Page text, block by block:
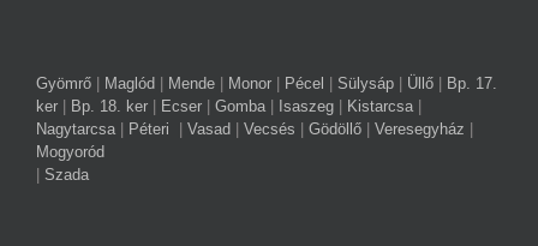
Gyömrő Maglód Mende Monor Pécel Sülysáp Üllő
Bp. 17.
ker
Bp. 18. ker Ecser Gomba Isaszeg Kistarcsa
Nagytarcsa
Péteri Vasad Vecsés Gödöllő Veresegyház
Mogyoród
Szada